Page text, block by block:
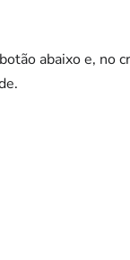
abaixo e,